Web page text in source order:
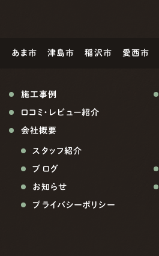
あま市 津島市 稲沢市 愛西市
施工事例
口コミ・レビュー紹介
会社概要
スタッフ紹介
ブログ
お知らせ
プライバシーポリシー